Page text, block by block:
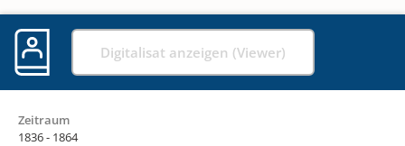
Digitalisat anzeigen (Viewer)
Zeitraum
1836 - 1864